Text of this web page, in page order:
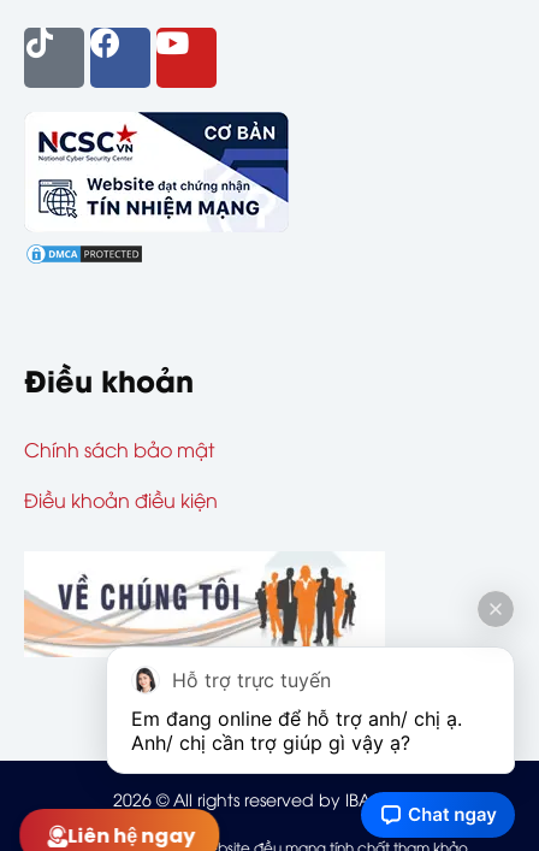
Điều khoản
Chính sách bảo mật
Điều khoản điều kiện
2026 © All rights reserved by IBAOHIEM
Mọi thông tin trên website đều mang tính chất tham khảo
Liên hệ ngay
Hỗ trợ trực tuyến
Em đang online để hỗ trợ anh/ chị ạ.
Anh/ chị cần trợ giúp gì vậy ạ?